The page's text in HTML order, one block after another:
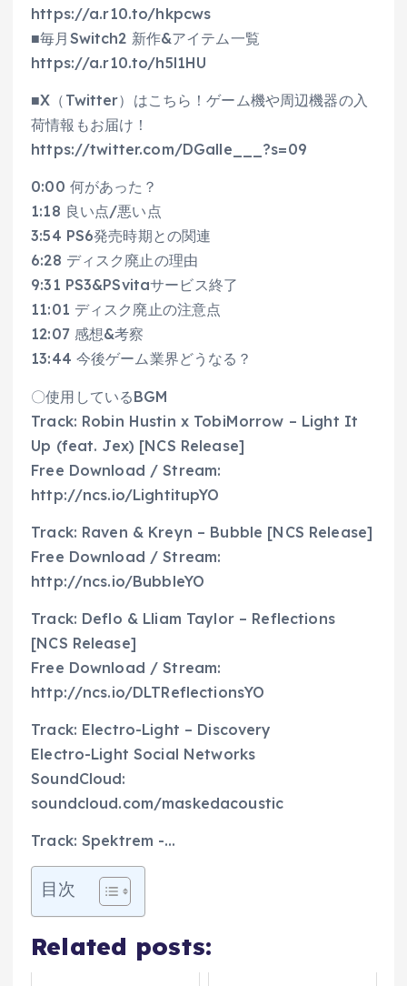
https://a.r10.to/hkpcws
■毎月Switch2 新作&アイテム一覧
https://a.r10.to/h5l1HU
■X（Twitter）はこちら！ゲーム機や周辺機器の入
荷情報もお届け！
https://twitter.com/DGalle___?s=09
0:00 何があった？
1:18 良い点/悪い点
3:54 PS6発売時期との関連
6:28 ディスク廃止の理由
9:31 PS3&PSvitaサービス終了
11:01 ディスク廃止の注意点
12:07 感想&考察
13:44 今後ゲーム業界どうなる？
〇使用しているBGM
Track: Robin Hustin x TobiMorrow – Light It
Up (feat. Jex) [NCS Release]
Free Download / Stream:
http://ncs.io/LightitupYO
Track: Raven & Kreyn – Bubble [NCS Release]
Free Download / Stream:
http://ncs.io/BubbleYO
Track: Deflo & Lliam Taylor – Reflections
[NCS Release]
Free Download / Stream:
http://ncs.io/DLTReflectionsYO
Track: Electro-Light – Discovery
Electro-Light Social Networks
SoundCloud:
soundcloud.com/maskedacoustic
Track: Spektrem -…
目次
Related posts: